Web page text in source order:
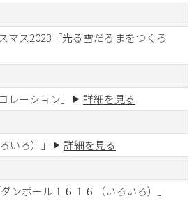
マス2023「光る雪だるまをつくろ
レーション」
詳細を見る
いろ）」
詳細を見る
ンボール１６１６（いろいろ）」